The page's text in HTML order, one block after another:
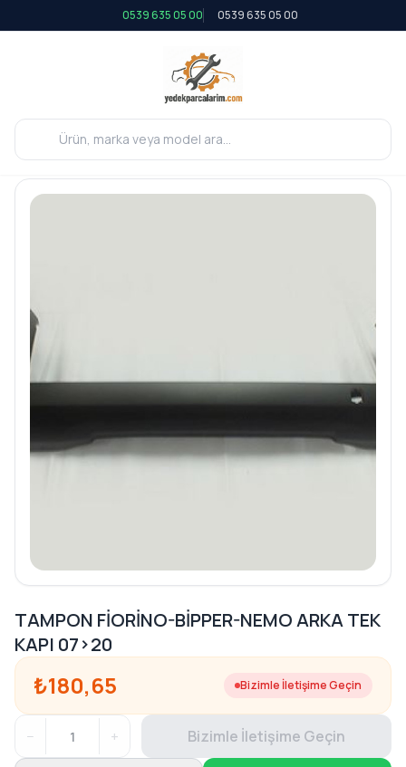
0539 635 05 00 0539 635 05 00
TAMPON FİORİNO-BİPPER-NEMO ARKA TEK
KAPI 07>20
₺180,65 Bizimle İletişime Geçin
− + Bizimle İletişime Geçin